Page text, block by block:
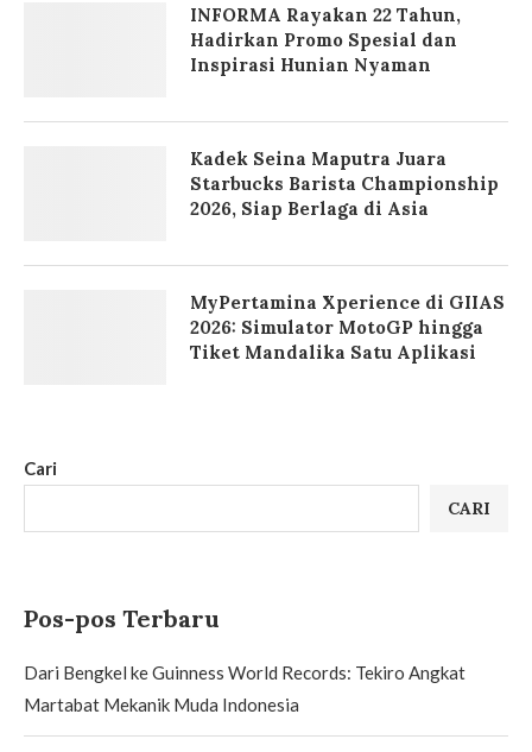
Cari
CARI
Pos-pos Terbaru
Dari Bengkel ke Guinness World Records: Tekiro Angkat
Martabat Mekanik Muda Indonesia
INFORMA Rayakan 22 Tahun,
Hadirkan Promo Spesial dan
Inspirasi Hunian Nyaman
Kadek Seina Maputra Juara
Starbucks Barista Championship
2026, Siap Berlaga di Asia
MyPertamina Xperience di GIIAS
2026: Simulator MotoGP hingga
Tiket Mandalika Satu Aplikasi